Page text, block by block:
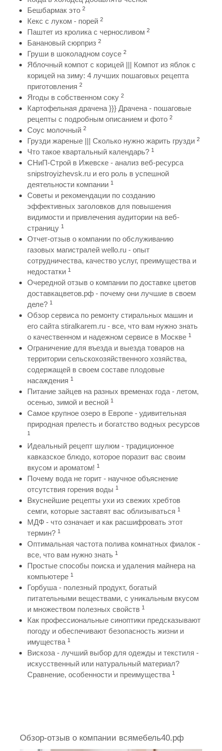
Бешбармак это 2
Кекс с луком - порей 2
Паштет из кролика с черносливом 2
Банановый сюрприз 2
Груши в шоколадном соусе 2
Яблочный компот с корицей ||| Компот из яблок с
корицей на зиму: 4 лучших пошаговых рецепта
приготовления 2
Ягоды в собственном соку 2
Картофельная драчена }}} Драчена - пошаговые
рецепты с подробным описанием и фото 2
Соус молочный 2
Грузди жареные ||| Сколько нужно жарить грузди 2
Что такое квартальный календарь? 1
СНиП-Строй в Ижевске - анализ веб-ресурса
snipstroyizhevsk.ru и его роль в успешной
деятельности компании 1
Советы и рекомендации по созданию
эффективных заголовков для повышения
видимости и привлечения аудитории на веб-
страницу 1
Отчет-отзыв о компании по обслуживанию
газовых магистралей wello.ru - опыт
сотрудничества, качество услуг, преимущества и
недостатки 1
Очередной отзыв о компании по доставке цветов
доставкацветов.рф - почему они лучшие в своем
деле? 1
Обзор сервиса по ремонту стиральных машин и
его сайта stiralkarem.ru - все, что вам нужно знать
о качественном и надежном сервисе в Москве 1
Ограничение для въезда и выезда товаров на
территории сельскохозяйственного хозяйства,
содержащей в своем составе плодовые
насаждения 1
Питание зайцев на разных временах года - летом,
осенью, зимой и весной 1
Самое крупное озеро в Европе - удивительная
природная прелесть и богатство водных ресурсов
1
Идеальный рецепт шулюм - традиционное
кавказское блюдо, которое поразит вас своим
вкусом и ароматом! 1
Почему вода не горит - научное объяснение
отсутствия горения воды 1
Вкуснейшие рецепты ухи из свежих хребтов
семги, которые заставят вас облизываться 1
МДФ - что означает и как расшифровать этот
термин? 1
Оптимальная частота полива комнатных фиалок -
все, что вам нужно знать 1
Простые способы поиска и удаления майнера на
компьютере 1
Горбуша - полезный продукт, богатый
питательными веществами, с уникальным вкусом
и множеством полезных свойств 1
Как профессиональные синоптики предсказывают
погоду и обеспечивают безопасность жизни и
имущества 1
Вискоза - лучший выбор для одежды и текстиля -
искусственный или натуральный материал?
Сравнение, особенности и преимущества 1
Обзор-отзыв о компании всямебель40.рф